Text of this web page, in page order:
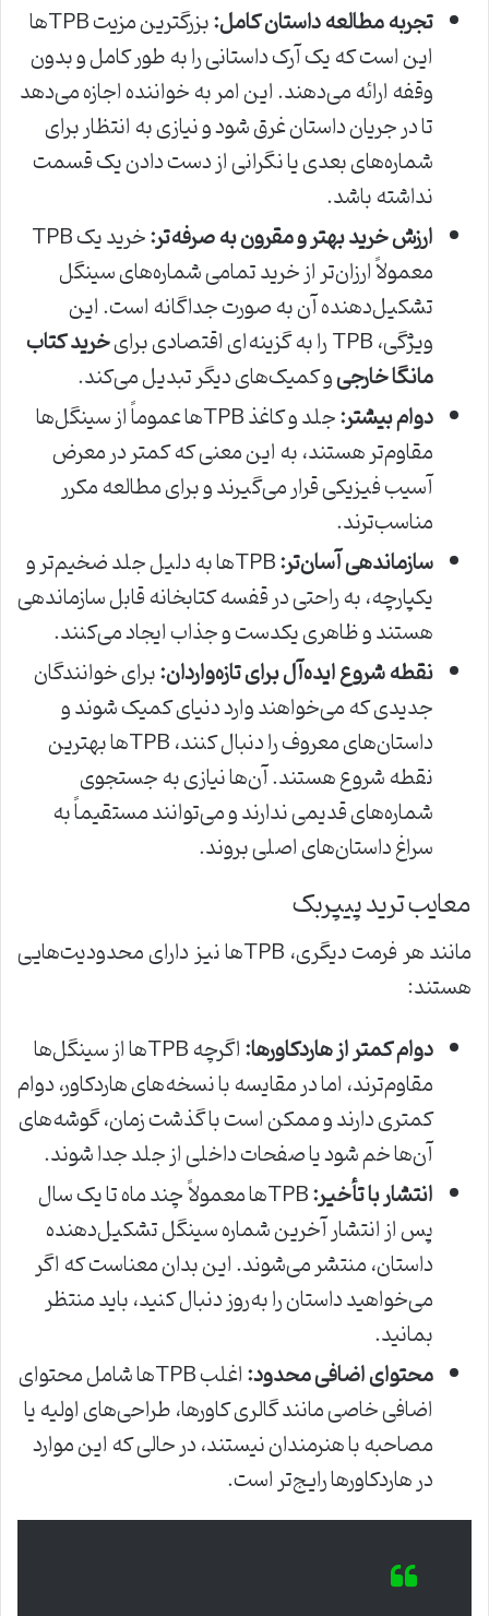
تجربه مطالعه داستان کامل:
بزرگترین مزیت TPBها
این است که یک آرک داستانی را به طور کامل و بدون
وقفه ارائه می‌دهند. این امر به خواننده اجازه می‌دهد
تا در جریان داستان غرق شود و نیازی به انتظار برای
شماره‌های بعدی یا نگرانی از دست دادن یک قسمت
نداشته باشد.
ارزش خرید بهتر و مقرون به صرفه‌تر:
خرید یک TPB
معمولاً ارزان‌تر از خرید تمامی شماره‌های سینگل
تشکیل‌دهنده آن به صورت جداگانه است. این
ویژگی، TPB را به گزینه‌ای اقتصادی برای
خرید کتاب
مانگا خارجیو کمیک‌های دیگر تبدیل می‌کند.
دوام بیشتر:
جلد و کاغذ TPBها عموماً از سینگل‌ها
مقاوم‌تر هستند، به این معنی که کمتر در معرض
آسیب فیزیکی قرار می‌گیرند و برای مطالعه مکرر
مناسب‌ترند.
سازماندهی آسان‌تر:
TPBها به دلیل جلد ضخیم‌تر و
یکپارچه، به راحتی در قفسه کتابخانه قابل سازماندهی
هستند و ظاهری یکدست و جذاب ایجاد می‌کنند.
نقطه شروع ایده‌آل برای تازه‌واردان:برای خوانندگان
جدیدی که می‌خواهند وارد دنیای کمیک شوند و
داستان‌های معروف را دنبال کنند، TPBها بهترین
نقطه شروع هستند. آن‌ها نیازی به جستجوی
شماره‌های قدیمی ندارند و می‌توانند مستقیماً به
سراغ داستان‌های اصلی بروند.
معایب ترید پیپربک
مانند هر فرمت دیگری، TPBها نیز دارای محدودیت‌هایی
هستند:
دوام کمتر از هاردکاورها:
اگرچه TPBها از سینگل‌ها
مقاوم‌ترند، اما در مقایسه با نسخه‌های هاردکاور، دوام
کمتری دارند و ممکن است با گذشت زمان، گوشه‌های
آن‌ها خم شود یا صفحات داخلی از جلد جدا شوند.
انتشار با تأخیر:
TPBها معمولاً چند ماه تا یک سال
پس از انتشار آخرین شماره سینگل تشکیل‌دهنده
داستان، منتشر می‌شوند. این بدان معناست که اگر
می‌خواهید داستان را به‌روز دنبال کنید، باید منتظر
بمانید.
محتوای اضافی محدود:
اغلب TPBها شامل محتوای
اضافی خاصی مانند گالری کاورها، طراحی‌های اولیه یا
مصاحبه با هنرمندان نیستند، در حالی که این موارد
در هاردکاورها رایج‌تر است.